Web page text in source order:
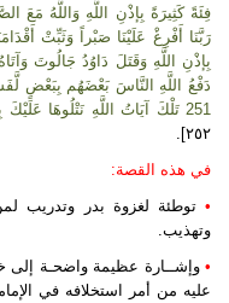
بِإذْنِ اللَّهِ وَقَتَلَ دَاوُدُ جَالُوتَ
دَفْعُ اللَّهِ النَّاسَ بَعْضَهُم بِبَعْضٍ
251 تَلْكَ آيَاتُ اللَّهِ نَتْلُوهَا عَلَيْكَ بِالْـحَقِّ وَإنَّكَ لَـمِنَ الْـمُرْسَلِينَ}
٢٥٢].
في هذه القصة:
• توطئة لغزوة بدر وتدريب
وتهذيب.
• وإشــارة عظيمة واضحـة إلى
عليه من أمر استخلافه في